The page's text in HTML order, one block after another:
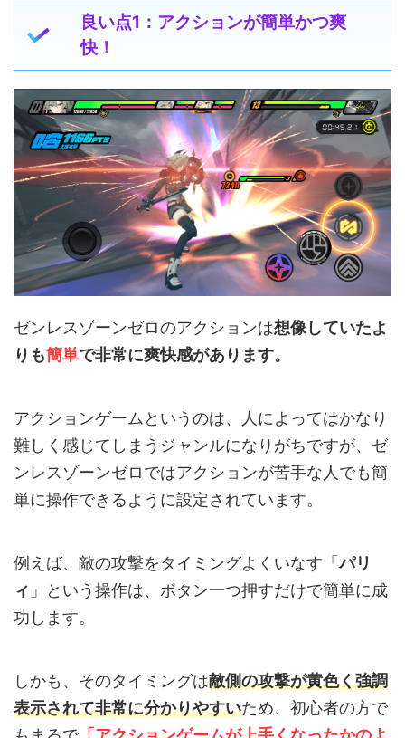
良い点1：アクションが簡単かつ爽
快！
ゼンレスゾーンゼロのアクションは想像していたよ
りも簡単で非常に爽快感があります。
アクションゲームというのは、人によってはかなり
難しく感じてしまうジャンルになりがちですが、ゼ
ンレスゾーンゼロではアクションが苦手な人でも簡
単に操作できるように設定されています。
例えば、敵の攻撃をタイミングよくいなす「パリ
ィ 」という操作は、ボタン一つ押すだけで簡単に成
功します。
しかも、そのタイミングは敵側の攻撃が黄色く強調
表示されて非常に分かりやすいため、初心者の方で